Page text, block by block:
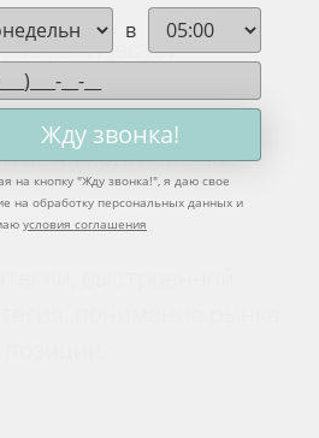
количеству
июле компания
Таким образом,
подтверждая
выстроенной
понимание рынка
в
Жду звонка!
на кнопку "Жду звонка!", я даю свое
на обработку персональных данных и
условия соглашения